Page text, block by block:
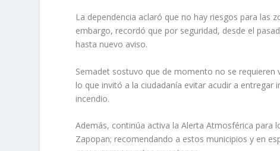
La dependencia aclaró que no hay riesgos para las
embargo, recordó que por seguridad, desde el
hasta nuevo aviso.
Semadet sostuvo que de momento no se
lo que invitó a la ciudadanía evitar acudir a
incendio.
Además, continúa activa la Alerta Atmosférica para
Zapopan; recomendando a estos municipios y en